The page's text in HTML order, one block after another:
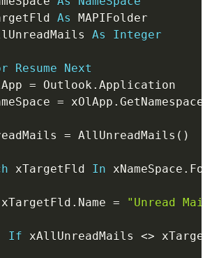
As
As Integer
Resume
Next
= Outlook .
= xOlApp . GetNamespace
= AllUnreadMails ( )
xTargetFld In xNameSpace .
xTargetFld . Name = "Unread
If xAllUnreadMails <>